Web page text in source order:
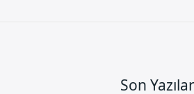
Son Yazılar